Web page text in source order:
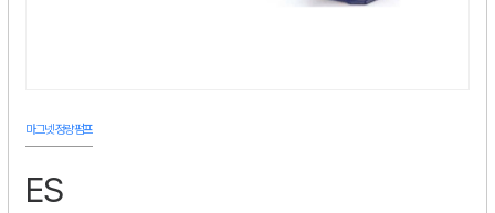
마그넷·정량펌프
ES